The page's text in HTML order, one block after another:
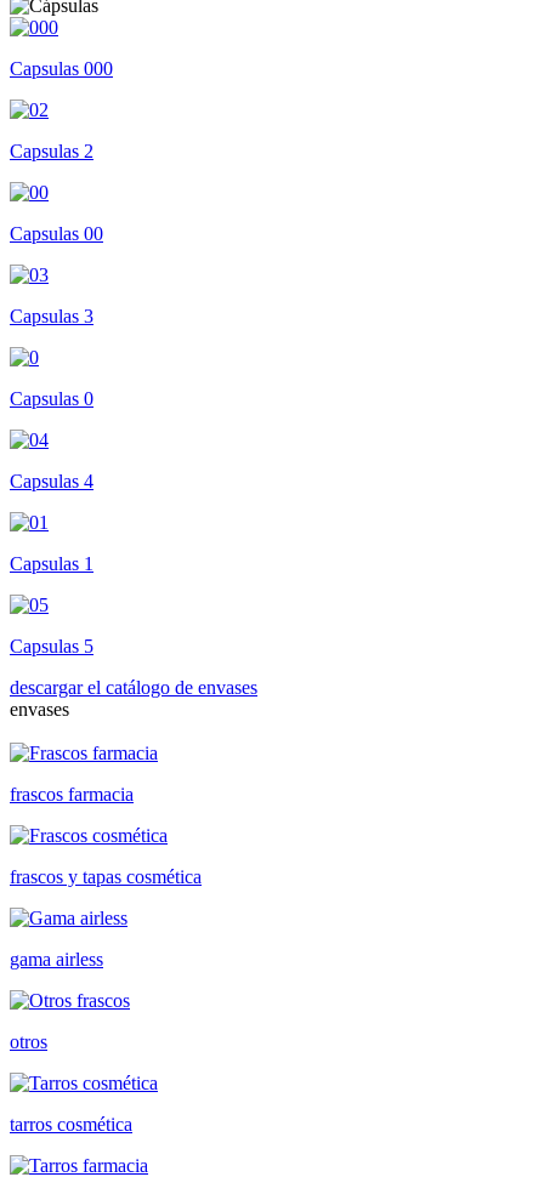
Capsulas 000
Capsulas 2
Capsulas 00
Capsulas 3
Capsulas 0
Capsulas 4
Capsulas 1
Capsulas 5
descargar el catálogo de envases
envases
frascos farmacia
frascos y tapas cosmética
gama airless
otros
tarros cosmética